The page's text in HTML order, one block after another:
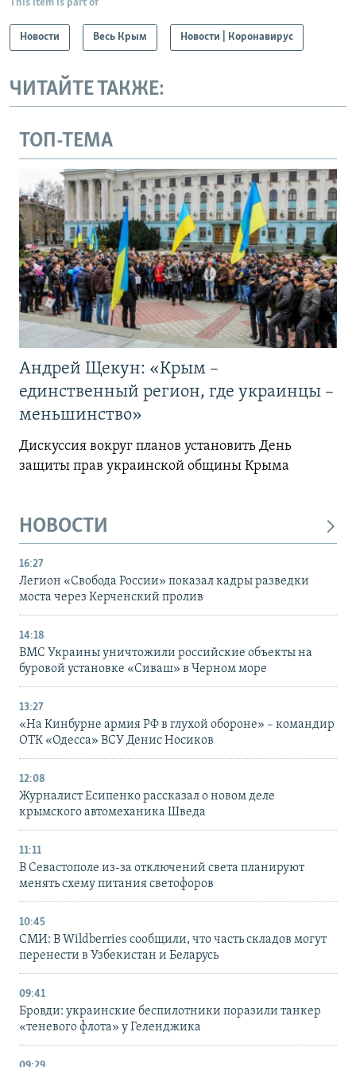
This item is part of
Новости Весь Крым Новости | Коронавирус
ЧИТАЙТЕ ТАКЖЕ:
ТОП-ТЕМА
Андрей Щекун: «Крым –
единственный регион, где украинцы –
меньшинство»
Дискуссия вокруг планов установить День
защиты прав украинской общины Крыма
НОВОСТИ
16:27
Легион «Свобода России» показал кадры разведки
моста через Керченский пролив
14:18
ВМС Украины уничтожили российские объекты на
буровой установке «Сиваш» в Черном море
13:27
«На Кинбурне армия РФ в глухой обороне» – командир
ОТК «Одесса» ВСУ Денис Носиков
12:08
Журналист Есипенко рассказал о новом деле
крымского автомеханика Шведа
11:11
В Севастополе из-за отключений света планируют
менять схему питания светофоров
10:45
СМИ: В Wildberries сообщили, что часть складов могут
перенести в Узбекистан и Беларусь
09:41
Бровди: украинские беспилотники поразили танкер
«теневого флота» у Геленджика